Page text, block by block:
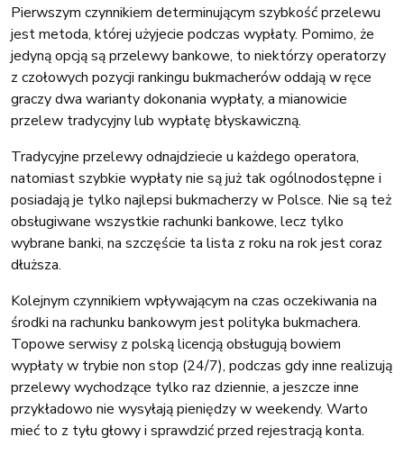
Pierwszym czynnikiem determinującym szybkość przelewu
jest metoda, której użyjecie podczas wypłaty. Pomimo, że
jedyną opcją są przelewy bankowe, to niektórzy operatorzy
z czołowych pozycji rankingu bukmacherów oddają w ręce
graczy dwa warianty dokonania wypłaty, a mianowicie
przelew tradycyjny lub wypłatę błyskawiczną.
Tradycyjne przelewy odnajdziecie u każdego operatora,
natomiast szybkie wypłaty nie są już tak ogólnodostępne i
posiadają je tylko najlepsi bukmacherzy w Polsce. Nie są też
obsługiwane wszystkie rachunki bankowe, lecz tylko
wybrane banki, na szczęście ta lista z roku na rok jest coraz
dłuższa.
Kolejnym czynnikiem wpływającym na czas oczekiwania na
środki na rachunku bankowym jest polityka bukmachera.
Topowe serwisy z polską licencją obsługują bowiem
wypłaty w trybie non stop (24/7), podczas gdy inne realizują
przelewy wychodzące tylko raz dziennie, a jeszcze inne
przykładowo nie wysyłają pieniędzy w weekendy. Warto
mieć to z tyłu głowy i sprawdzić przed rejestracją konta.